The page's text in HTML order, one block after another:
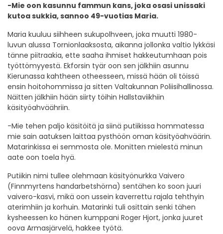
-Mie oon kasunnu fammun kans, joka osasi unissaki
kutoa sukkia, sannoo 49-vuotias Maria.
Maria kuuluu siihheen sukupolhveen, joka muutti 1980-
luvun alussa Tornionlaaksosta, aikanna jollonka valtio lykkäsi
tänne piitraakia, ette saaha ihmiset hakkeutumhaan pois
työttömyyestä. Ekforsin tyär oon sen jälkhiin asunnu
Kierunassa kahtheen otheesseen, missä hään oli töissä
ensin hoitohommissa ja sitten Valtakunnan Poliisihallinossa.
Näitten jälkhiin hään siirty töihin Hallstaviikhiin
käsityöahväähriin.
-Mie tehen paljo käsitöitä ja siinä putiikissa hommatessa
mie sain aatuksen laittaa pysthöön oman käsityöahväärin.
Matarinkissa ei semmosta ole. Monitten mielestä minun
aate oon toela hyä.
Putiikin nimi tullee olehmaan käsityönurkka Vaivero
(Finnmyrtens handarbetshörna) sentähen ko soon juuri
vaivero-kasvi, mikä oon ussein kaverrettu rajala tehthyin
aterimhiin ja korhuin. Matarinki tuli osittain senki tähen
kysheessen ko hänen kumppani Roger Hjort, jonka juuret
oova Armasjärvelä, hakkee työtä.